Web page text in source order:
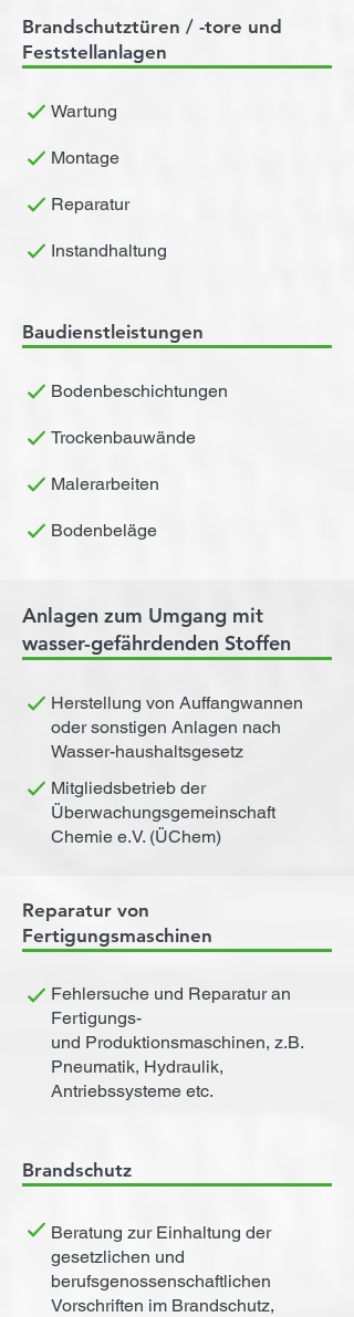
Brandschutztüren / -tore und
Feststellanlagen
Wartung
Montage
Reparatur
Instandhaltung
Baudienstleistungen
Bodenbeschichtungen
Trockenbauwände
Malerarbeiten
Bodenbeläge
Anlagen zum Umgang mit
wasser-gefährdenden Stoffen
Herstellung von Auffangwannen
oder sonstigen Anlagen nach
Wasser-haushaltsgesetz
Mitgliedsbetrieb der
Überwachungsgemeinschaft
Chemie e.V. (ÜChem)
Reparatur von
Fertigungsmaschinen
Fehlersuche und Reparatur an
Fertigungs-
und Produktionsmaschinen, z.B.
Pneumatik, Hydraulik,
Antriebssysteme etc.
Brandschutz
Beratung zur Einhaltung der
gesetzlichen und
berufsgenossenschaftlichen
Vorschriften im Brandschutz,